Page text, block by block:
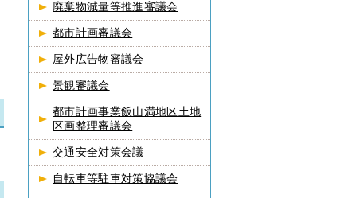
廃棄物減量等推進審議会
都市計画審議会
屋外広告物審議会
景観審議会
都市計画事業飯山満地区土地
区画整理審議会
交通安全対策会議
自転車等駐車対策協議会